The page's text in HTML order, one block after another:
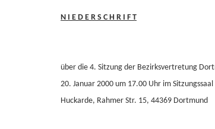
N I E D E R S C H R I F T
über die 4. Sitzung der Bezirksvertretung
20. Januar 2000 um 17.00 Uhr im
Huckarde, Rahmer Str. 15, 44369 Dortmund